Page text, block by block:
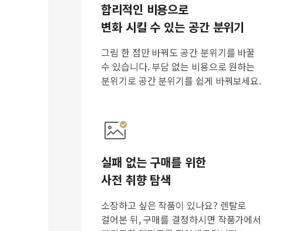
합리적인 비용으로
변화 시킬 수 있는 공간 분위기
그림 한 점만 바꿔도 공간 분위기를 바꿀
수 있습니다. 부담 없는 비용으로 원하는
분위기로 공간 분위기를 쉽게 바꿔보세요.
실패 없는 구매를 위한
사전 취향 탐색
소장하고 싶은 작품이 있나요? 렌탈로
걸어본 뒤, 구매를 결정하시면 작품가에서